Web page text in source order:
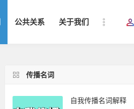
公共关系 关于我们
传播名词
自我传播名词解释